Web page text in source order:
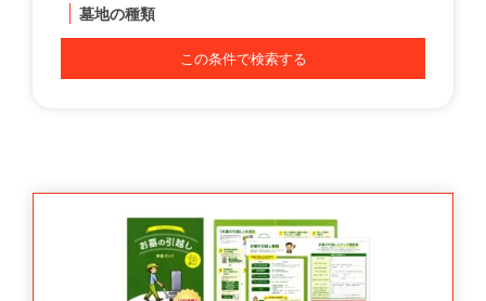
墓地の種類
この条件で検索する